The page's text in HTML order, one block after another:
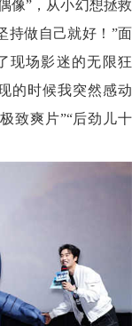
像”，从小幻想拯救
持做自己就好！”面
现场影迷的无限狂
的时候我突然感动
致爽片”“后劲儿十